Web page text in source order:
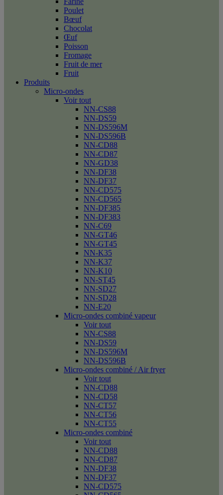
Poulet
Bœuf
Chocolat
Œuf
Poisson
Fromage
Fruit de mer
Fruit
Produits
Micro-ondes
Voir tout
NN-CS88
NN-DS59
NN-DS596M
NN-DS596B
NN-CD88
NN-CD87
NN-GD38
NN-DF38
NN-DF37
NN-CD575
NN-CD565
NN-DF385
NN-DF383
NN-C69
NN-GT46
NN-GT45
NN-K35
NN-K37
NN-K10
NN-ST45
NN-SD27
NN-SD28
NN-E20
Micro-ondes combiné vapeur
Voir tout
NN-CS88
NN-DS59
NN-DS596M
NN-DS596B
Micro-ondes combiné / Air fryer
Voir tout
NN-CD88
NN-CD58
NN-CT57
NN-CT56
NN-CT55
Micro-ondes combiné
Voir tout
NN-CD88
NN-CD87
NN-DF38
NN-DF37
NN-CD575